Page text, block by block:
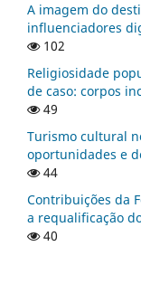
A imagem do
influenciadores
102
Religiosidade
de caso: corpos
49
Turismo cultural
oportunidades e
44
Contribuições da
a requalificação
40